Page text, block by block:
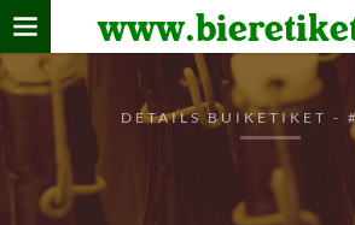
Home
verzamelen
De bierkaart
Bezoekers
DETAILS BUIKETIKET -